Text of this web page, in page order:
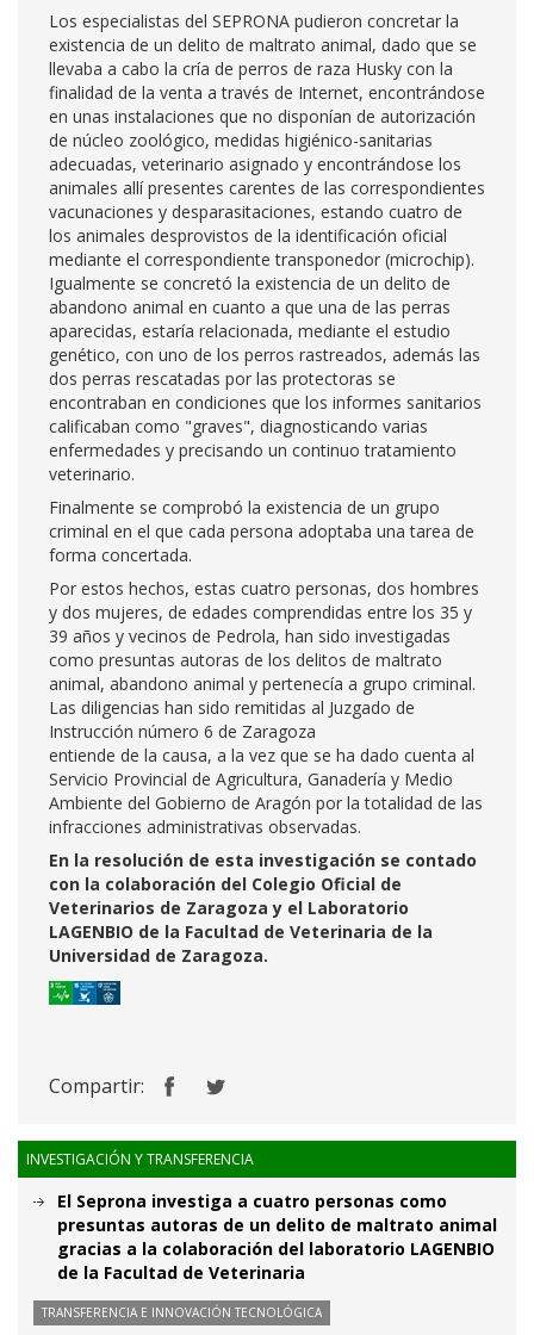
Los especialistas del SEPRONA pudieron concretar la
existencia de un delito de maltrato animal, dado que se
llevaba a cabo la cría de perros de raza Husky con la
finalidad de la venta a través de Internet, encontrándose
en unas instalaciones que no disponían de autorización
de núcleo zoológico, medidas higiénico-sanitarias
adecuadas, veterinario asignado y encontrándose los
animales allí presentes carentes de las correspondientes
vacunaciones y desparasitaciones, estando cuatro de
los animales desprovistos de la identificación oficial
mediante el correspondiente transponedor (microchip).
Igualmente se concretó la existencia de un delito de
abandono animal en cuanto a que una de las perras
aparecidas, estaría relacionada, mediante el estudio
genético, con uno de los perros rastreados, además las
dos perras rescatadas por las protectoras se
encontraban en condiciones que los informes sanitarios
calificaban como "graves", diagnosticando varias
enfermedades y precisando un continuo tratamiento
veterinario.
Finalmente se comprobó la existencia de un grupo
criminal en el que cada persona adoptaba una tarea de
forma concertada.
Por estos hechos, estas cuatro personas, dos hombres
y dos mujeres, de edades comprendidas entre los 35 y
39 años y vecinos de Pedrola, han sido investigadas
como presuntas autoras de los delitos de maltrato
animal, abandono animal y pertenecía a grupo criminal.
Las diligencias han sido remitidas al Juzgado de
Instrucción número 6 de Zaragoza
entiende de la causa, a la vez que se ha dado cuenta al
Servicio Provincial de Agricultura, Ganadería y Medio
Ambiente del Gobierno de Aragón por la totalidad de las
infracciones administrativas observadas.
En la resolución de esta investigación se contado
con la colaboración del Colegio Oficial de
Veterinarios de Zaragoza y el Laboratorio
LAGENBIO de la Facultad de Veterinaria de la
Universidad de Zaragoza.
Compartir:
INVESTIGACIÓN Y TRANSFERENCIA
El Seprona investiga a cuatro personas como
presuntas autoras de un delito de maltrato animal
gracias a la colaboración del laboratorio LAGENBIO
de la Facultad de Veterinaria
TRANSFERENCIA E INNOVACIÓN TECNOLÓGICA